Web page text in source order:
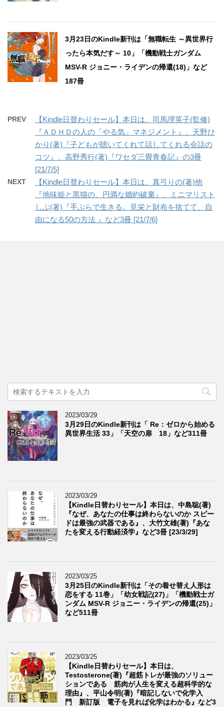
3月23日のKindle新刊は「無職転生 ～異世界行
ったら本気だす～ 10」「機動戦士ガンダム
MSV-R ジョニー・ライデンの帰還(18)」など
187冊
PREV
【Kindle日替わりセール】本日は、司馬理英子(監修)
『ＡＤＨＤの人の「やる気」マネジメント』、天野ひ
かり(著)『子どもが聴いてくれて話してくれる会話の
コツ』、高野秀行(著)『ワセダ三畳青春記』の3冊
[21/7/5]
NEXT
【Kindle日替わりセール】本日は、真弓りの(著)他
『地味姫と黒猫の、円満な婚約破棄』、ミニマリスト
しぶ(著)『手ぶらで生きる。見栄と財布を捨てて、自
由になる50の方法 』など3冊 [21/7/6]
2023/03/29
3月29日のKindle新刊は「 Re：ゼロから始める
異世界生活 33」「天空の扉 18」など311冊
2023/03/29
【Kindle日替わりセール】本日は、中島聡(著)
『なぜ、あなたの仕事は終わらないのか スピー
ドは最強の武器である』、大竹文雄(著)『あな
たを変える行動経済学』など3冊 [23/3/29]
2023/03/25
3月25日のKindle新刊は「その着せ替え人形は
恋をする 11巻」「幼女戦記(27)」「機動戦士ガ
ンダム MSV-R ジョニー・ライデンの帰還(25)」
など511冊
2023/03/25
【Kindle日替わりセール】本日は、
Testosterone(著)『超筋トレが最強のソリュー
ションである 筋肉が人生を変える超科学的な
理由』、平山令明(著)『暗記しないで化学入
門 新訂版 電子を見れば化学はわかる』など3